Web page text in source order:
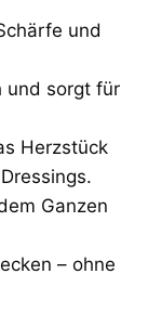
und
und sorgt für
Herzstück
Ganzen
– ohne